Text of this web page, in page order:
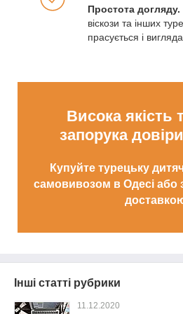
Простота догляду.
віскози та інших
прасується і
Висока якість
запорука
Купуйте турецьку
самовивозом в Одесі або
Інші статті рубрики
11.12.2020